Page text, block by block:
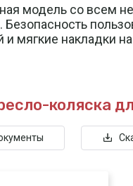
модель со всем
и мягкие накладки
коляска